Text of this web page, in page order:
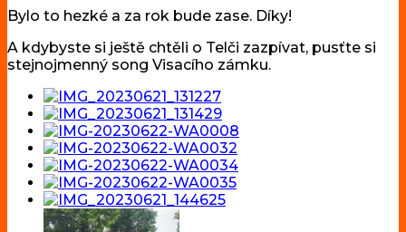
Bylo to hezké a za rok bude zase. Díky!
A kdybyste si ještě chtěli o Telči zazpívat, pusťte si
stejnojmenný song Visacího zámku.